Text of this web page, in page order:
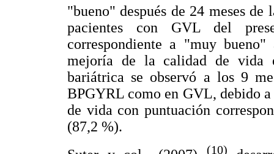
"bueno" después de 24 meses
pacientes con GVL del
correspondiente a "muy
mejoría de la calidad de vida
bariátrica se observó a los 9
BPGYRL como en GVL, debido a
de vida con puntuación
(87,2 %).
(10)